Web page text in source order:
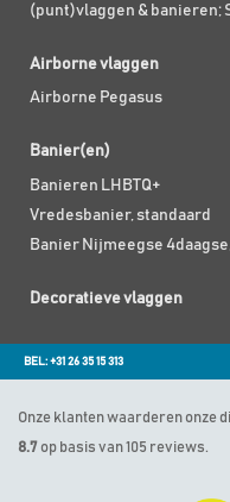
(punt)vlaggen & banieren;
Airborne vlaggen
Airborne Pegasus
Banier(en)
Banieren LHBTQ+
Vredesbanier, standaard
Banier Nijmeegse
Decoratieve vlaggen
BEL: +31 26 35 15 313
Onze klanten waarderen onze
8.7 op basis van 105 reviews.